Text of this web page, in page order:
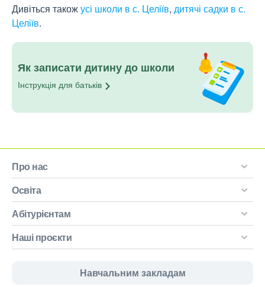
Дивіться такожусі школи в с. Целіїв, дитячі садки в с.
Целіїв.
Як записати дитину до школи
Інструкція для батьків
Про нас
Освіта
Абітурієнтам
Наші проєкти
Навчальним закладам